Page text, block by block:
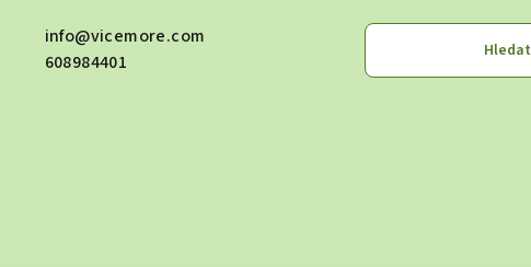
info@vicemore.com
608984401
Hledat